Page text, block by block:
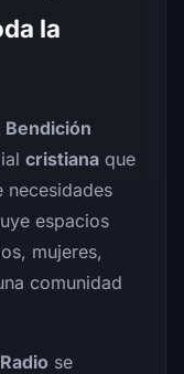
la
Bendición
cristiana que
necesidades
espacios
mujeres,
comunidad
se